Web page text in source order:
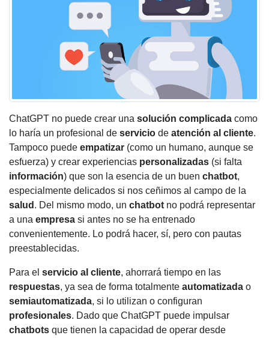
ChatGPT no puede crear una solución complicada como
lo haría un profesional de servicio de atención al cliente.
Tampoco puede empatizar (como un humano, aunque se
esfuerza) y crear experiencias personalizadas (si falta
información) que son la esencia de un buen chatbot,
especialmente delicados si nos ceñimos al campo de la
salud . Del mismo modo, un chatbot no podrá representar
a una empresa si antes no se ha entrenado
convenientemente. Lo podrá hacer, sí, pero con pautas
preestablecidas.
Para el servicio al cliente, ahorrará tiempo en las
respuestas, ya sea de forma totalmente automatizada o
semiautomatizada, si lo utilizan o configuran
profesionales. Dado que ChatGPT puede impulsar
chatbots que tienen la capacidad de operar desde